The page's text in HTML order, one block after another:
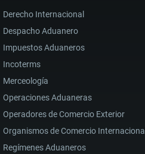
Derecho Internacional
Despacho Aduanero
Impuestos Aduaneros
Incoterms
Merceología
Operaciones Aduaneras
Operadores de Comercio Exterior
Organismos de Comercio Internacional
Regímenes Aduaneros